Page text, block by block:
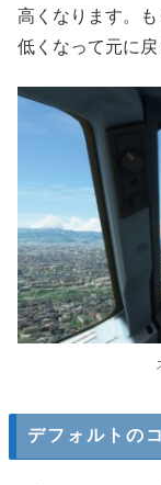
高くなります。
低くなって元に戻
デフォルトの